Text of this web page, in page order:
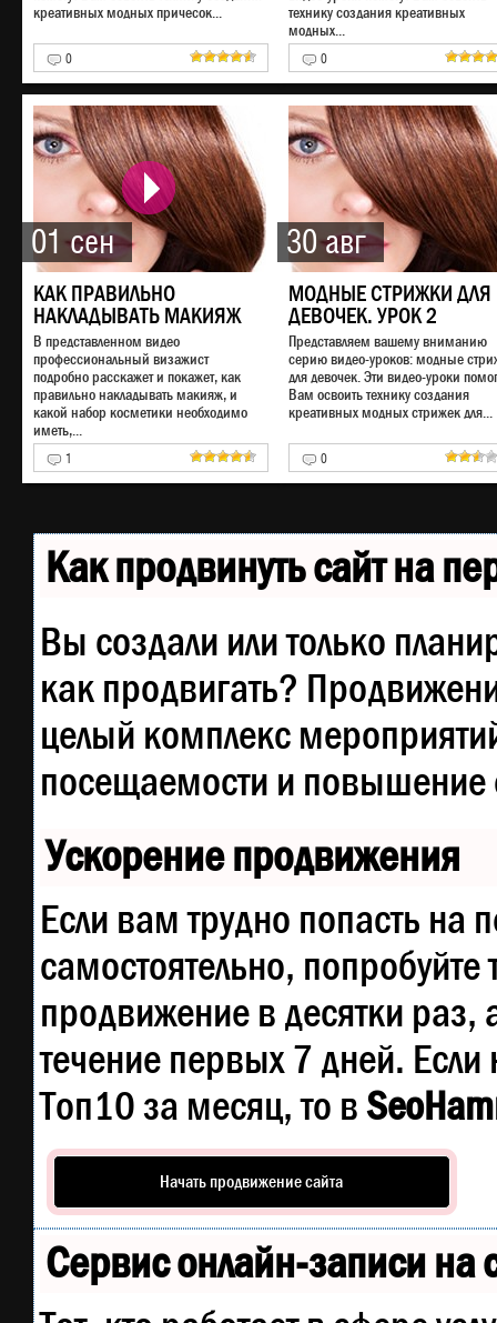
креативных модных причесок...
0
технику создания креативных
модных...
0
01 сен
КАК ПРАВИЛЬНО
НАКЛАДЫВАТЬ МАКИЯЖ
В представленном видео
профессиональный визажист
подробно расскажет и покажет, как
правильно накладывать макияж, и
какой набор косметики необходимо
иметь,...
1
30 авг
МОДНЫЕ СТРИЖКИ ДЛЯ
ДЕВОЧЕК. УРОК 2
Представляем вашему вниманию
серию видео-уроков: модные
для девочек. Эти видео-уроки
Вам освоить технику создания
креативных модных стрижек для...
0
Как продвинуть сайт на
Вы создали или только
как продвигать?
целый комплекс
посещаемости и повышение
Ускорение продвижения
Если вам трудно попасть на
самостоятельно, попробуйте
продвижение в десятки раз,
течение первых 7 дней.
Топ10 за месяц, то в
Начать продвижение сайта
Сервис онлайн-записи на